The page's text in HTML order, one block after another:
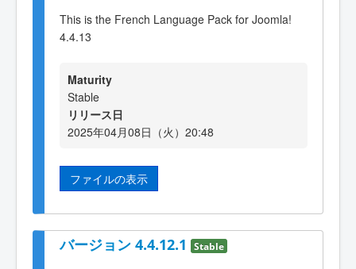
This is the French Language Pack for Joomla!
4.4.13
Maturity
Stable
リリース日
2025年04月08日（火）20:48
ファイルの表示
バージョン 4.4.12.1 Stable